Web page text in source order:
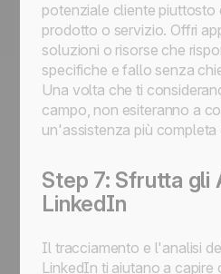
potenziale cliente piuttosto
prodotto o servizio. Offri
soluzioni o risorse che
specifiche e fallo senza
Una volta che ti
campo, non esiteranno a
un'assistenza più completa
Step 7: Sfrutta gli
LinkedIn
Il tracciamento e l'analisi
LinkedIn ti aiutano a